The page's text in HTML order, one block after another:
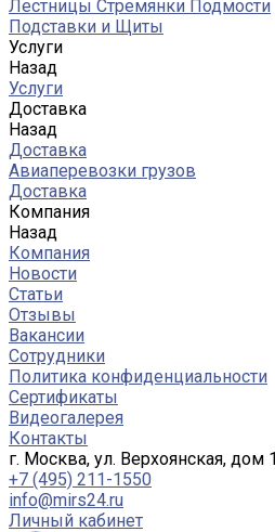
Лестницы Стремянки Подмости
Подставки и Щиты
Услуги
Назад
Услуги
Доставка
Назад
Доставка
Авиаперевозки грузов
Доставка
Компания
Назад
Компания
Новости
Статьи
Отзывы
Вакансии
Сотрудники
Политика конфиденциальности
Сертификаты
Видеогалерея
Контакты
г. Москва, ул. Верхоянская, дом
+7 (495) 211-1550
info@mirs24.ru
Личный кабинет